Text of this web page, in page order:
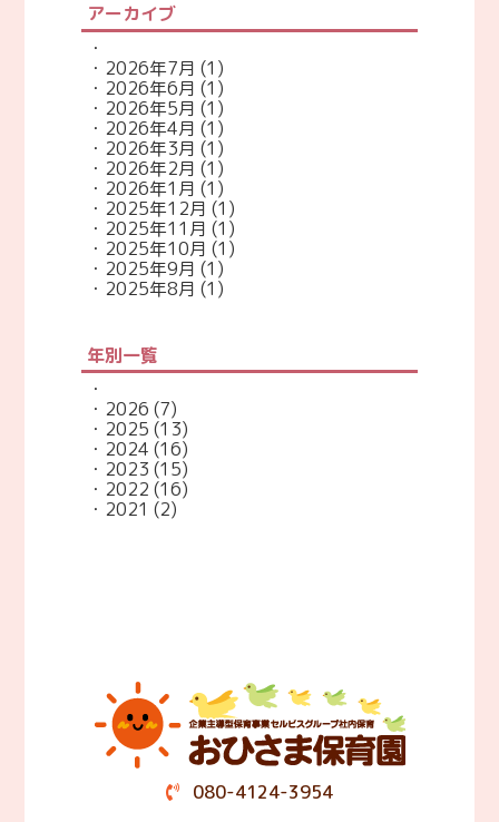
アーカイブ
2026年7月 (1)
2026年6月 (1)
2026年5月 (1)
2026年4月 (1)
2026年3月 (1)
2026年2月 (1)
2026年1月 (1)
2025年12月 (1)
2025年11月 (1)
2025年10月 (1)
2025年9月 (1)
2025年8月 (1)
年別一覧
2026 (7)
2025 (13)
2024 (16)
2023 (15)
2022 (16)
2021 (2)
080-4124-3954